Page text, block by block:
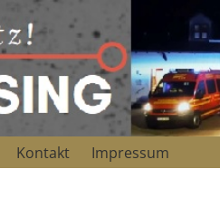
Kontakt
Impressum